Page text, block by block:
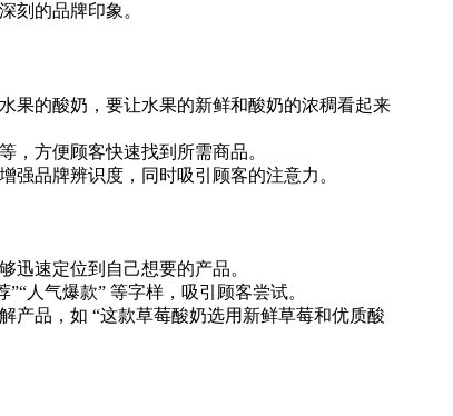
刻的品牌印象。
果的酸奶，要让水果的新鲜和酸奶的浓稠看起来
，方便顾客快速找到所需商品。
品牌辨识度，同时吸引顾客的注意力。
迅速定位到自己想要的产品。
人气爆款” 等字样，吸引顾客尝试。
产品，如 “这款草莓酸奶选用新鲜草莓和优质酸